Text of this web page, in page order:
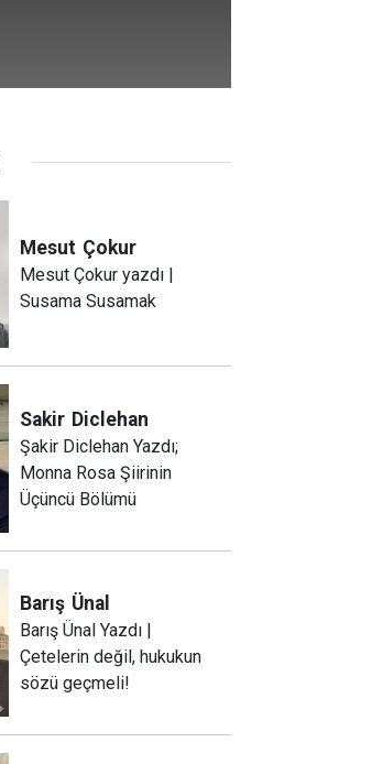
Mesut Çokur
Mesut Çokur yazdı |
Susama Susamak
Sakir Diclehan
Şakir Diclehan Yazdı;
Monna Rosa Şiirinin
Üçüncü Bölümü
Barış Ünal
Barış Ünal Yazdı |
Çetelerin değil, hukukun
sözü geçmeli!